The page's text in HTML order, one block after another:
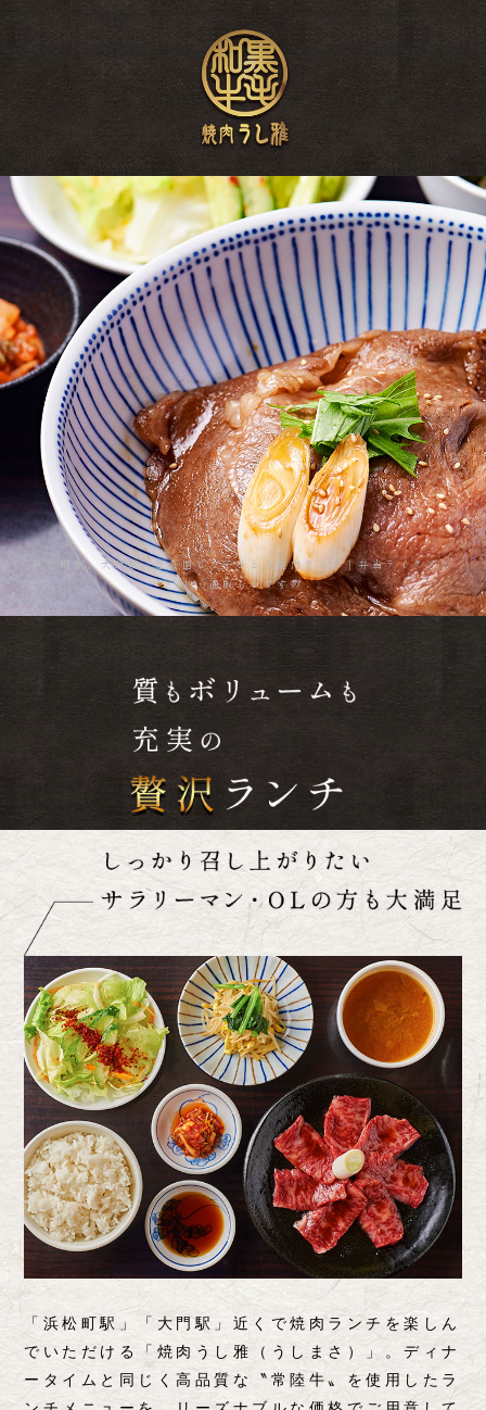
浜松町駅、大門駅、芝公園で女子ひとり焼肉ランチ｜弁当テイクアウ
ト・通販もおすすめ
「浜松町駅」「大門駅」近くで焼肉ランチを楽しん
でいただける 「焼肉うし雅（うしまさ）」。ディナ
ータイムと同じく高品質な 〝常陸牛〟を使用したラ